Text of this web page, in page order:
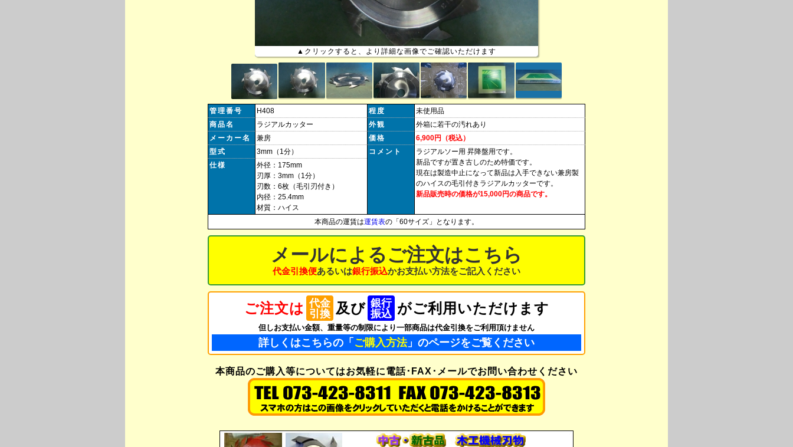
▲クリックすると、より詳細な画像でご確認いただけます
管理番号
H408
商品名
ラジアルカッター
メーカー名
兼房
型式
3mm（1分）
仕様
外径：175mm
刃厚：3mm（1分）
刃数：6枚（毛引刃付き）
内径：25.4mm
材質：ハイス
程度
未使用品
外観
外箱に若干の汚れあり
価格
6,900円（税込）
コメント
ラジアルソー用 昇降盤用です。
新品ですが置き古しのため特価です。
現在は製造中止になって新品は入手できない兼房製
のハイスの毛引付きラジアルカッターです。
新品販売時の価格が15,000円の商品です。
本商品の運賃は運賃表の「60サイズ」となります。
メールによるご注文はこちら
代金引換便あるいは銀行振込かお支払い方法をご記入ください
ご注文は 代金
引換 及び 銀行
振込 がご利用いただけます
但しお支払い金額、重量等の制限により一部商品は代金引換をご利用頂けません
詳しくはこちらの「 ご購入方法」のページをご覧ください
本商品のご購入等についてはお気軽に電話･FAX･メールでお問い合わせください